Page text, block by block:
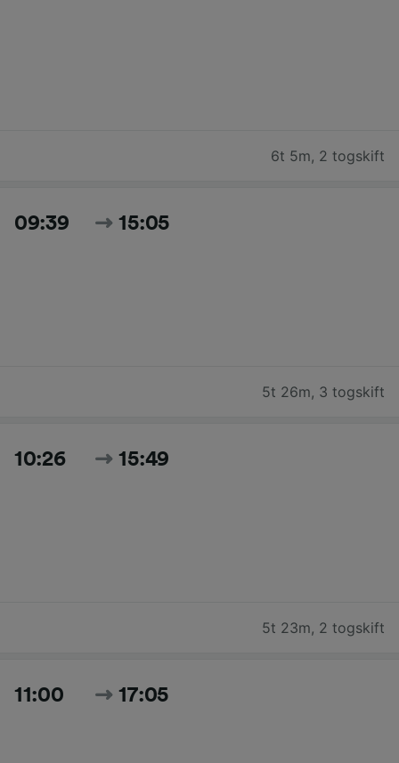
6t 5m, 2 togskift
09:39 15:05
5t 26m, 3 togskift
10:26 15:49
5t 23m, 2 togskift
11:00 17:05